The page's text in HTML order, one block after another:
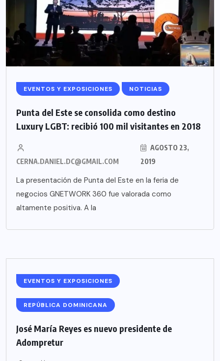
EVENTOS Y EXPOSICIONES NOTICIAS
Punta del Este se consolida como destino
Luxury LGBT: recibió 100 mil visitantes en 2018
CERNA.DANIEL.DC@GMAIL.COM
AGOSTO 23,
2019
La presentación de Punta del Este en la feria de
negocios GNETWORK 360 fue valorada como
altamente positiva. A la
EVENTOS Y EXPOSICIONES
REPÚBLICA DOMINICANA
José María Reyes es nuevo presidente de
Adompretur